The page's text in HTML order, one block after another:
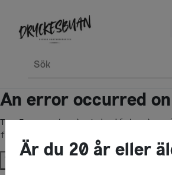
Sök
An error occurred
TypeError:
function
Try againÄr du 20 år eller